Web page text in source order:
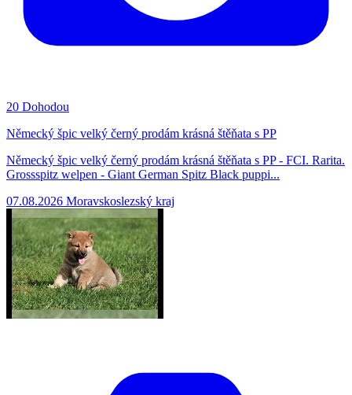
20 Dohodou
Německý špic velký černý prodám krásná štěňata s PP
Německý špic velký černý prodám krásná štěňata s PP - FCI. Rarita.
Grossspitz welpen - Giant German Spitz Black puppi...
07.08.2026 Moravskoslezský kraj